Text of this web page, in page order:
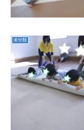
未分類